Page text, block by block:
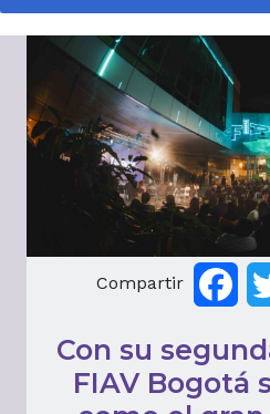
Compartir
Con su
FIAV Bogotá